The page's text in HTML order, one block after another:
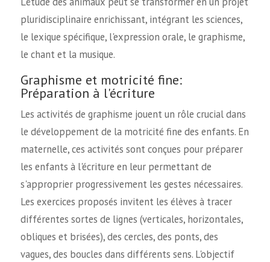
pluridisciplinaire enrichissant, intégrant les sciences,
le lexique spécifique, l'expression orale, le graphisme,
le chant et la musique.
Graphisme et motricité fine:
Préparation à l'écriture
Les activités de graphisme jouent un rôle crucial dans
le développement de la motricité fine des enfants. En
maternelle, ces activités sont conçues pour préparer
les enfants à l'écriture en leur permettant de
s'approprier progressivement les gestes nécessaires.
Les exercices proposés invitent les élèves à tracer
différentes sortes de lignes (verticales, horizontales,
obliques et brisées), des cercles, des ponts, des
vagues, des boucles dans différents sens. L'objectif